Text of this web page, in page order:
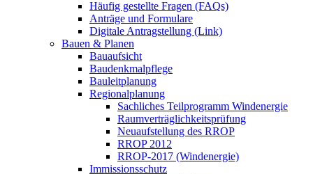
Häufig gestellte Fragen (FAQs)
Anträge und Formulare
Digitale Antragstellung (Link)
Bauen & Planen
Bauaufsicht
Baudenkmalpflege
Bauleitplanung
Regionalplanung
Sachliches Teilprogramm Windenergie
Raumverträglichkeitsprüfung
Neuaufstellung des RROP
RROP 2012
RROP-2017 (Windenergie)
Immissionsschutz